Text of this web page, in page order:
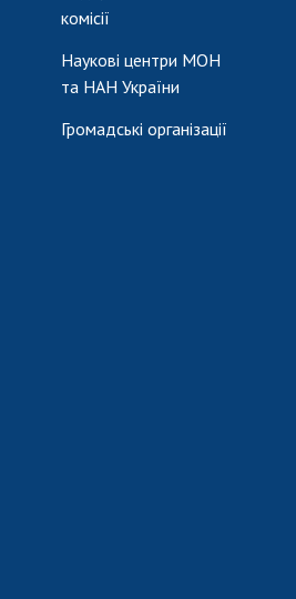
комісії
Наукові центри МОН
та НАН України
Громадські організації